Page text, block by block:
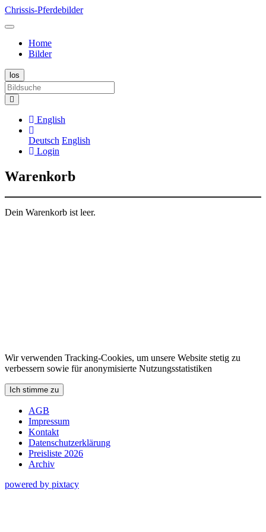
Chrissis-Pferdebilder
Home
Bilder
English
Deutsch English
Login
Warenkorb
Dein Warenkorb ist leer.
Wir verwenden Tracking-Cookies, um unsere Website stetig zu
verbessern sowie für anonymisierte Nutzungsstatistiken
Ich stimme zu
AGB
Impressum
Kontakt
Datenschutzerklärung
Preisliste 2026
Archiv
powered by pixtacy